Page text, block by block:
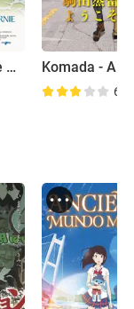
As Memórias de Marnie
6.5